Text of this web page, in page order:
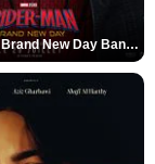
Spider-Man: Brand New Day Bande-annonce VO STFR